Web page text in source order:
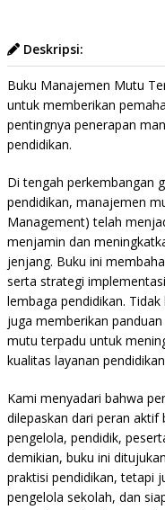
Deskripsi:
Buku Manajemen Mutu
untuk memberikan
pentingnya penerapan
pendidikan.
Di tengah perkembangan
pendidikan, manajemen
Management) telah
menjamin dan
jenjang. Buku ini
serta strategi
lembaga pendidikan.
juga memberikan
mutu terpadu untuk
kualitas layanan
Kami menyadari bahwa
dilepaskan dari peran aktif
pengelola, pendidik,
demikian, buku ini
praktisi pendidikan, tetapi
pengelola sekolah, dan